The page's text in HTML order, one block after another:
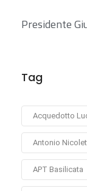
Presidente
Tag
Acquedotto
Antonio
APT Basilicata